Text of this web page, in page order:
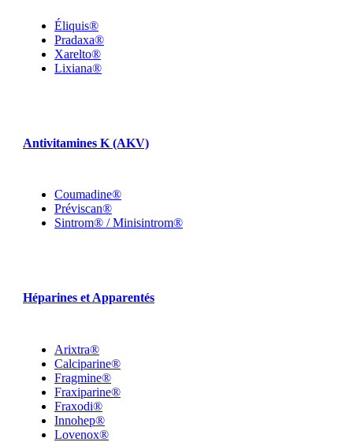
Éliquis®
Pradaxa®
Xarelto®
Lixiana®
Antivitamines K (AKV)
Coumadine®
Préviscan®
Sintrom® / Minisintrom®
Héparines et Apparentés
Arixtra®
Calciparine®
Fragmine®
Fraxiparine®
Fraxodi®
Innohep®
Lovenox®